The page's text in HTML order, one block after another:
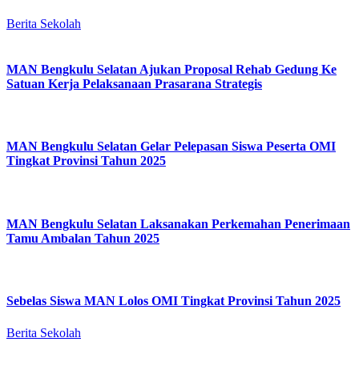
Berita Sekolah
MAN Bengkulu Selatan Ajukan Proposal Rehab Gedung Ke
Satuan Kerja Pelaksanaan Prasarana Strategis
MAN Bengkulu Selatan Gelar Pelepasan Siswa Peserta OMI
Tingkat Provinsi Tahun 2025
MAN Bengkulu Selatan Laksanakan Perkemahan Penerimaan
Tamu Ambalan Tahun 2025
Sebelas Siswa MAN Lolos OMI Tingkat Provinsi Tahun 2025
Berita Sekolah